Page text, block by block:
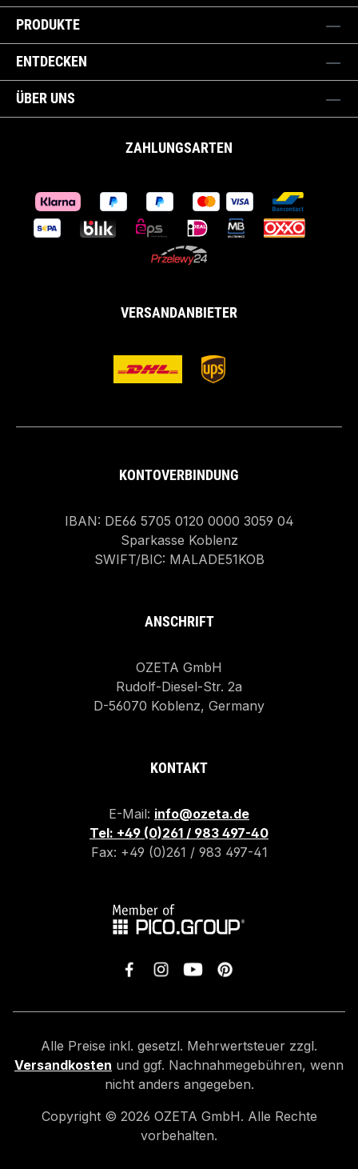
PRODUKTE
ENTDECKEN
ÜBER UNS
ZAHLUNGSARTEN
VERSANDANBIETER
KONTOVERBINDUNG
IBAN: DE66 5705 0120 0000 3059 04
Sparkasse Koblenz
SWIFT/BIC: MALADE51KOB
ANSCHRIFT
OZETA GmbH
Rudolf-Diesel-Str. 2a
D-56070 Koblenz, Germany
KONTAKT
E-Mail: info@ozeta.de
Tel: +49 (0)261 / 983 497-40
Fax: +49 (0)261 / 983 497-41
Alle Preise inkl. gesetzl. Mehrwertsteuer zzgl.
Versandkosten und ggf. Nachnahmegebühren, wenn
nicht anders angegeben.
Copyright © 2026 OZETA GmbH. Alle Rechte
vorbehalten.